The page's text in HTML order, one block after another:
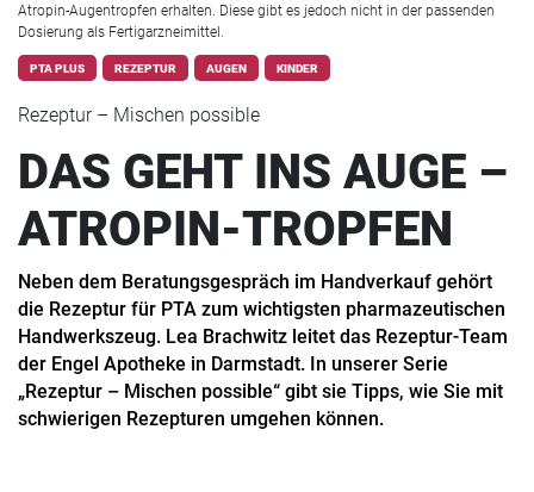
Atropin-Augentropfen erhalten. Diese gibt es jedoch nicht in der passenden
Dosierung als Fertigarzneimittel.
PTA PLUS REZEPTUR AUGEN KINDER
Rezeptur – Mischen possible
DAS GEHT INS AUGE –
ATROPIN-TROPFEN
Neben dem Beratungsgespräch im Handverkauf gehört
die Rezeptur für PTA zum wichtigsten pharmazeutischen
Handwerkszeug. Lea Brachwitz leitet das Rezeptur-Team
der Engel Apotheke in Darmstadt. In unserer Serie
„Rezeptur – Mischen possible“ gibt sie Tipps, wie Sie mit
schwierigen Rezepturen umgehen können.